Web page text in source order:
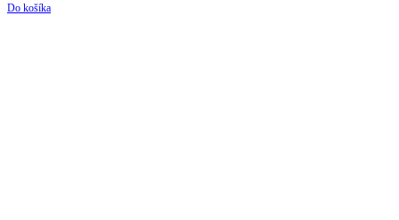
Do košíka